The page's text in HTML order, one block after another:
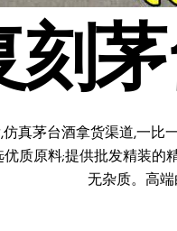
刻
真茅台酒拿货渠道,一
质原料;提供批发精装的
无杂质。高